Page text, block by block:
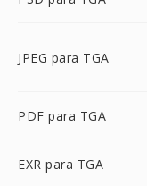
JPEG para TGA
PDF para TGA
EXR para TGA